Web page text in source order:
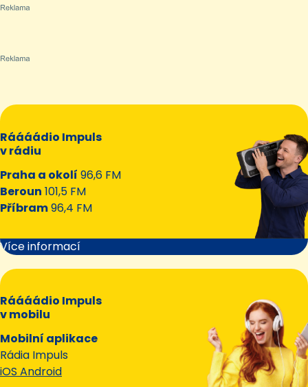
Ráááádio Impuls
v rádiu
Praha a okolí 96,6 FM
Beroun 101,5 FM
Příbram96,4 FM
Více informací
Ráááádio Impuls
v mobilu
Mobilní aplikace
Rádia Impuls
iOS Android